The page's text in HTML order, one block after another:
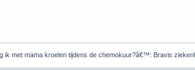
ik met mama kroelen tijdens de chemokuur?â€™: Bravis